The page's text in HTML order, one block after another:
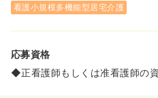
看護小規模多機能型居宅介護
応募資格
◆正看護師もしくは准看護師の